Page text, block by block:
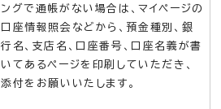
ングで通帳がない場合は、マイページの
口座情報照会などから、預金種別、銀
行名、支店名、口座番号、口座名義が書
いてあるページを印刷していただき、
添付をお願いいたします。